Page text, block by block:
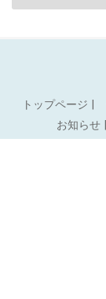
トップページ
お知らせ